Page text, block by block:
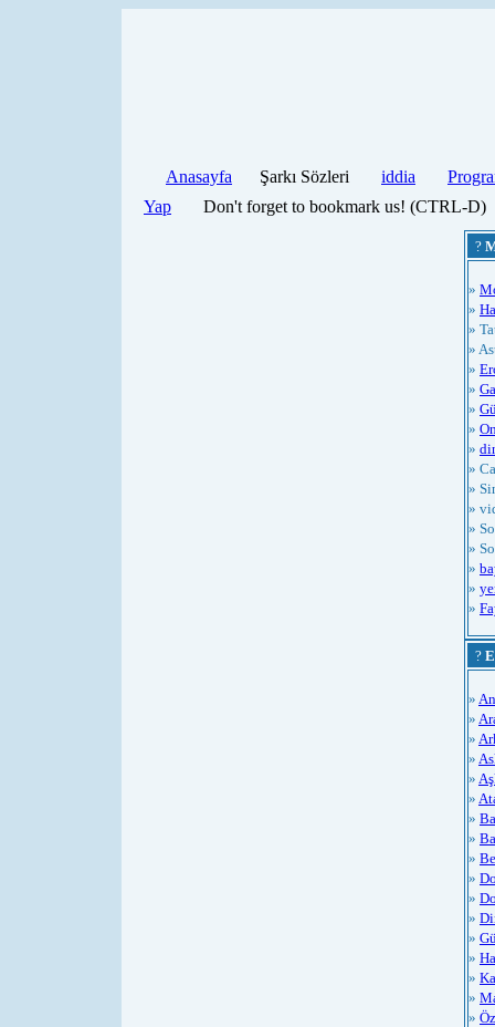
Anasayfa Şarkı Sözleri iddia
Yap
Don't forget to bookmark us! (CTRL-D)
?
»
»
»
»
»
»
»
»
»
»
»
»
»
»
»
»
»
?
»
»
»
»
»
»
»
»
»
»
»
»
»
»
»
»
»